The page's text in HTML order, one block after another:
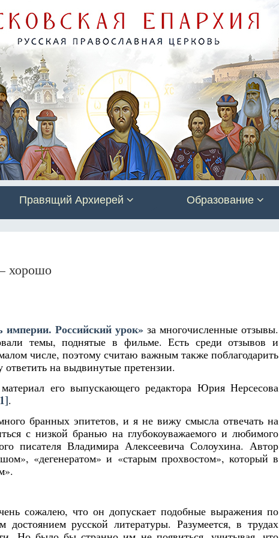
Правящий Архиерей Образование
хорошо
империи. Российский урок» за многочисленные отзывы.
темы, поднятые в фильме. Есть среди отзывов и
числе, поэтому считаю важным также поблагодарить
на выдвинутые претензии.
его выпускающего редактора Юрия Нерсесова
.
бранных эпитетов, и я не вижу смысла отвечать на
с низкой бранью на глубокоуважаемого и любимого
писателя Владимира Алексеевича Солоухина. Автор
«дегенератом» и «старым прохвостом», который в
сожалею, что он допускает подобные выражения по
русской литературы. Разумеется, в трудах